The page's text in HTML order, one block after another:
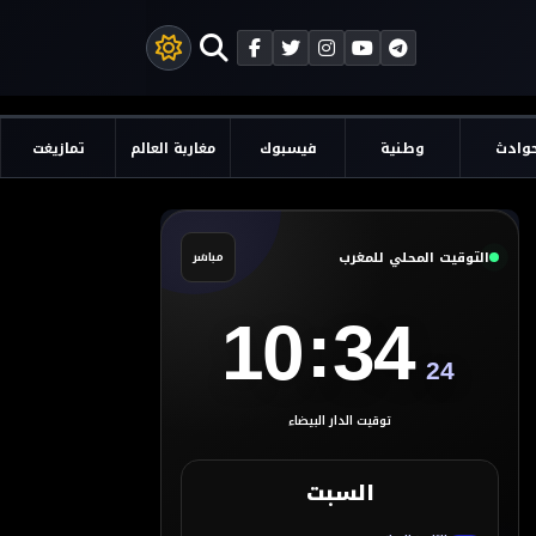
وطنية فيسبوك مغاربة العالم تمازيغت
التوقيت المحلي للمغرب مباشر
10:34 25
توقيت الدار البيضاء
السبت